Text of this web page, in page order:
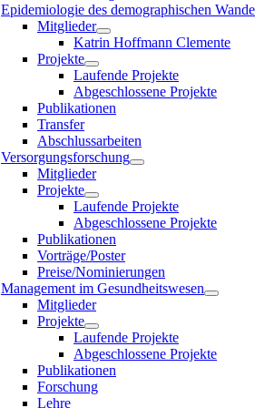
Epidemiologie des demographischen
Mitglieder
Katrin Hoffmann Clemente
Projekte
Laufende Projekte
Abgeschlossene Projekte
Publikationen
Transfer
Abschlussarbeiten
Versorgungsforschung
Mitglieder
Projekte
Laufende Projekte
Abgeschlossene Projekte
Publikationen
Vorträge/Poster
Preise/Nominierungen
Management im Gesundheitswesen
Mitglieder
Projekte
Laufende Projekte
Abgeschlossene Projekte
Publikationen
Forschung
Lehre